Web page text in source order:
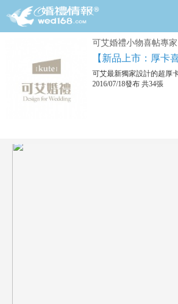
可艾婚禮小物喜帖專家
【新品上市：厚卡
可艾最新獨家設計的超厚
2016/07/18發布 共34張